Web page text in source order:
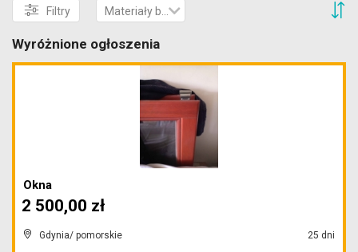
Filtry Materiały budowlane i narzędzia
Wyróżnione ogłoszenia
Okna
Gdynia/ pomorskie 25 dni
2 500,00 zł